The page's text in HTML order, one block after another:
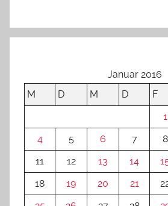
Januar 2016
M
D M D F
1
4
5 6 7 8
11
12 13 14
18
19 20 21